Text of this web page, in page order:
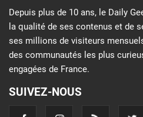
Depuis plus de 10 ans, le Daily
la qualité de ses contenus et de
ses millions de visiteurs
des communautés les plus
engagées de France.
SUIVEZ-NOUS